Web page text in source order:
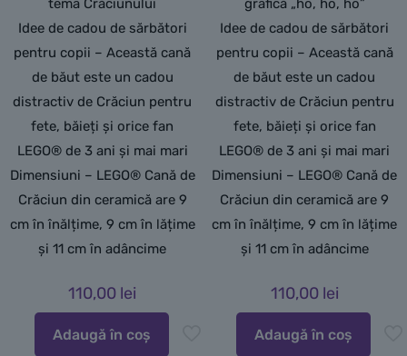
tema Crăciunului
Idee de cadou de sărbători
pentru copii – Această cană
de băut este un cadou
distractiv de Crăciun pentru
fete, băieți și orice fan
LEGO® de 3 ani și mai mari
Dimensiuni – LEGO® Cană de
Crăciun din ceramică are 9
cm în înălțime, 9 cm în lățime
și 11 cm în adâncime
110,00 lei
Adaugă în coș
grafică „ho, ho, ho”
Idee de cadou de sărbători
pentru copii – Această cană
de băut este un cadou
distractiv de Crăciun pentru
fete, băieți și orice fan
LEGO® de 3 ani și mai mari
Dimensiuni – LEGO® Cană de
Crăciun din ceramică are 9
cm în înălțime, 9 cm în lățime
și 11 cm în adâncime
110,00 lei
Adaugă în coș